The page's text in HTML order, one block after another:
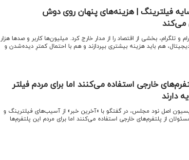
سایه فیلترینگ | هزینه‌های پنهان روی دوش
می‌کند
و تلگرام، بخشی از اقتصاد را از مدار خارج کرد. میلیون‌ها کاربر و صدها هزار
هم باید هزینه بیشتری بپردازند و هم با احتمال کمترِ دیده‌شدن و
خارجی استفاده می‌کنند اما برای مردم فیلتر
دارند
اصل نود مجلس، در گفتگو با «آخرین خبر» از آسیب‌های فیلترینگ و
از پلتفرم‌های خارجی استفاده می‌کنند اما برای مردم این پلتفرم‌ها